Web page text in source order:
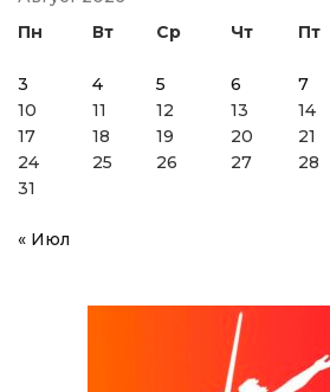
Пн
Вт Ср Чт Пт
3
4 5 6 7
10
11 12 13 14
17
18 19 20 21
24
25 26 27 28
31
« Июл